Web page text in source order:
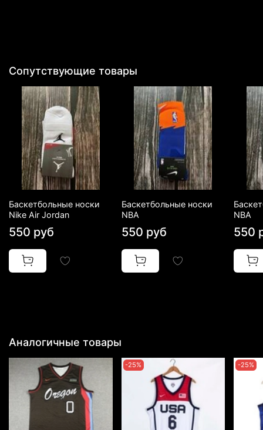
Сопутствующие товары
Баскетбольные носки
Nike Air Jordan
550 руб
Баскетбольные носки
NBA
550 руб
NBA
550
Аналогичные товары
-25% -25%